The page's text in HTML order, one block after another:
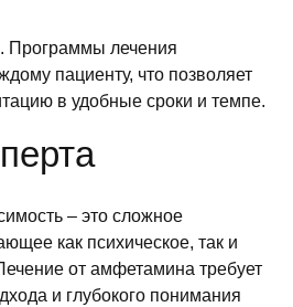
Программы лечения
пациенту, что позволяет
в удобные сроки и темпе.
– это сложное
как психическое, так и
от амфетамина требует
и глубокого понимания